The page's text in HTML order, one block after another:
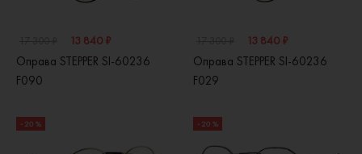
13 840 ₽
Оправа STEPPER SI-60236
F090
13 840 ₽
Оправа STEPPER SI-60236
F029
- 20 % - 20 %